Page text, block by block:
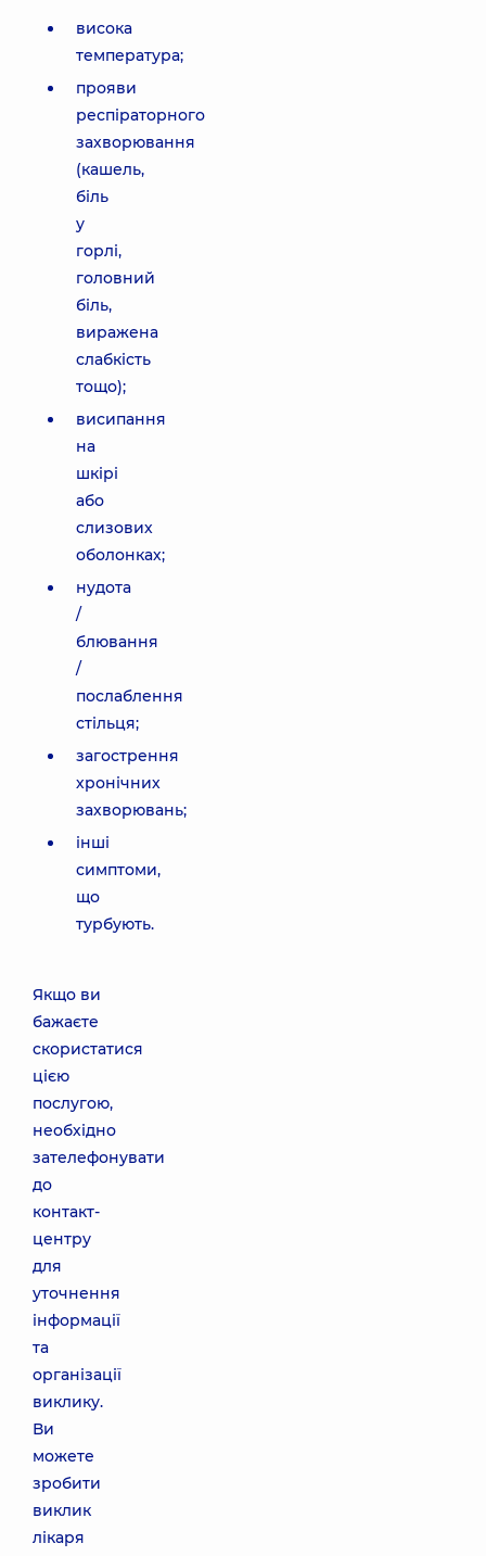
висока
температура;
прояви
респіраторного
захворювання
(кашель,
біль
у
горлі,
головний
біль,
виражена
слабкість
тощо);
висипання
на
шкірі
або
слизових
оболонках;
нудота
/
блювання
/
послаблення
стільця;
загострення
хронічних
захворювань;
інші
симптоми,
що
турбують.
Якщо ви
бажаєте
скористатися
цією
послугою,
необхідно
зателефонувати
до
контакт-
центру
для
уточнення
інформації
та
організації
виклику.
Ви
можете
зробити
виклик
лікаря